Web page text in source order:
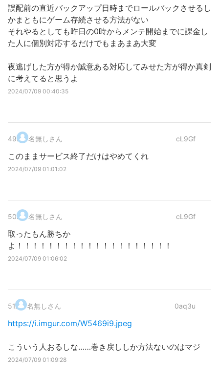
誤配前の直近バックアップ日時までロールバックさせるし
かまともにゲーム存続させる方法がない
それやるとしても昨日の0時からメンテ開始までに課金し
た人に個別対応するだけでもまあまあ大変
夜逃げした方が得か誠意ある対応してみせた方が得か真剣
に考えてると思うよ
2024/07/09 00:40:35
49. 名無しさん cL9Gf
このままサービス終了だけはやめてくれ
2024/07/09 01:01:02
50. 名無しさん cL9Gf
取ったもん勝ちか
よ！！！！！！！！！！！！！！！！！！！！
2024/07/09 01:06:02
51. 名無しさん 0aq3u
https://i.imgur.com/W5469i9.jpeg
こういう人おるしな……巻き戻ししか方法ないのはマジ
2024/07/09 01:09:28